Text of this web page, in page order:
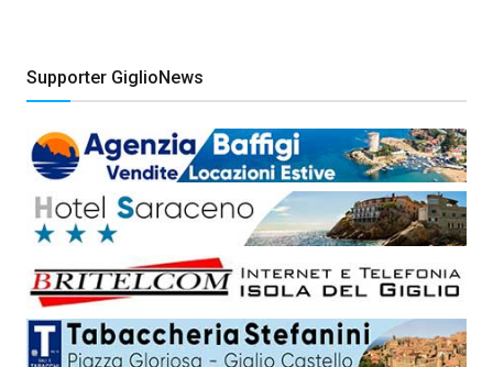
Supporter GiglioNews